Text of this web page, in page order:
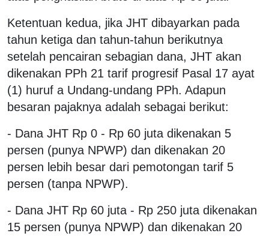
Ketentuan kedua, jika JHT dibayarkan pada
tahun ketiga dan tahun-tahun berikutnya
setelah pencairan sebagian dana, JHT akan
dikenakan PPh 21 tarif progresif Pasal 17 ayat
(1) huruf a Undang-undang PPh. Adapun
besaran pajaknya adalah sebagai berikut:
- Dana JHT Rp 0 - Rp 60 juta dikenakan 5
persen (punya NPWP) dan dikenakan 20
persen lebih besar dari pemotongan tarif 5
persen (tanpa NPWP).
- Dana JHT Rp 60 juta - Rp 250 juta dikenakan
15 persen (punya NPWP) dan dikenakan 20